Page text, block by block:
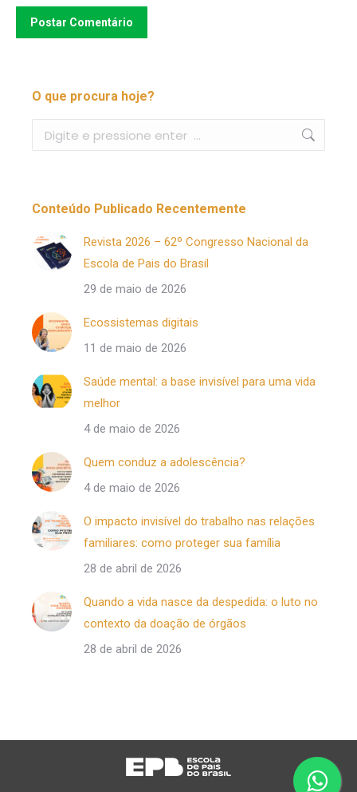
Postar Comentário
O que procura hoje?
Buscar
Conteúdo Publicado Recentemente
Revista 2026 – 62º Congresso Nacional da
Escola de Pais do Brasil
29 de maio de 2026
Ecossistemas digitais
11 de maio de 2026
Saúde mental: a base invisível para uma vida
melhor
4 de maio de 2026
Quem conduz a adolescência?
4 de maio de 2026
O impacto invisível do trabalho nas relações
familiares: como proteger sua família
28 de abril de 2026
Quando a vida nasce da despedida: o luto no
contexto da doação de órgãos
28 de abril de 2026